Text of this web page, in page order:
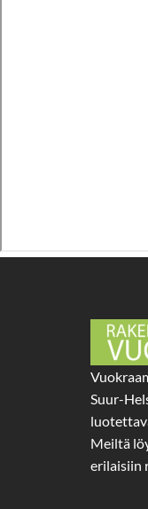
Suur-
Meiltä
erilaisiin